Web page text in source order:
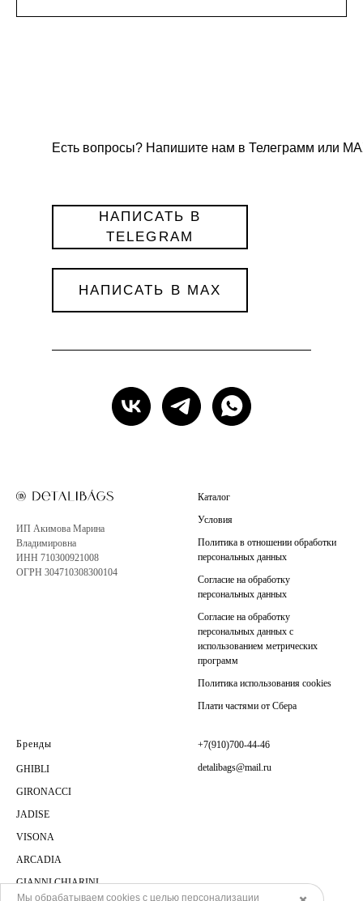
Есть вопросы? Напишите нам в Телеграмм или
НАПИСАТЬ В MAX
НАПИСАТЬ В
TELEGRAM
ИП Акимова Марина
Владимировна
ИНН 710300921008
ОГРН 304710308300104
Каталог
Условия
Политика в отношении обработки
персональных данных
Согласие на обработку
персональных данных
Согласие на обработку
персональных данных с
использованием метрических
программ
Политика использования cookies
Плати частями от Сбера
Бренды
GHIBLI
GIRONACCI
JADISE
VISONA
ARCADIA
GIANNI CHIARINI
+7(910)700-44-46
detalibags@mail.ru
Мы обрабатываем cookies с целью персонализации